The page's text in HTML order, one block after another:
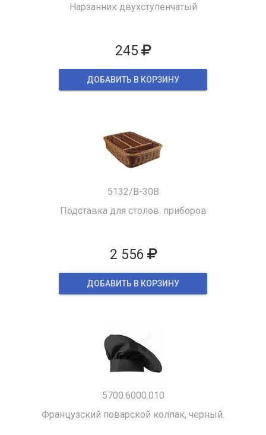
Нарзанник двухступенчатый
245
ДОБАВИТЬ В КОРЗИНУ
5132/B-30B
Подставка для столов. приборов
2 556
ДОБАВИТЬ В КОРЗИНУ
5700.6000.010
Французский поварской колпак, черный.